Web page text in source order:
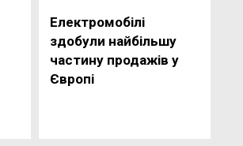
Електромобілі
здобули найбільшу
частину продажів у
Європі